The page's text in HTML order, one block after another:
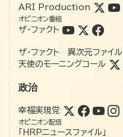
ARI Production
オピニオン番組
ザ・ファクト
ザ・ファクト 異次元ファイル
天使のモーニングコール
政治
幸福実現党
オピニオン配信
「HRPニュースファイル」